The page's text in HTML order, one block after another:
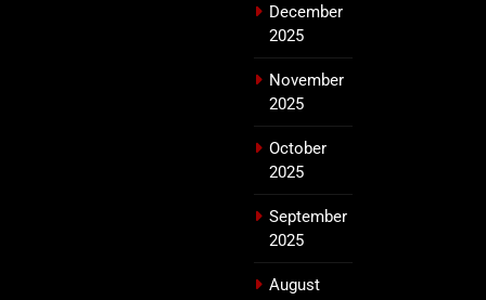
December
2025
November
2025
October
2025
September
2025
August